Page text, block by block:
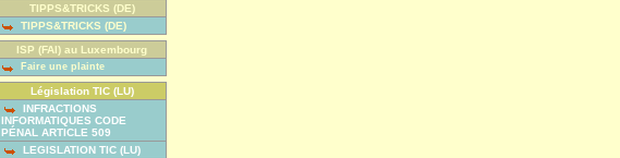
TIPPS&TRICKS (DE)
TIPPS&TRICKS (DE)
ISP (FAI) au Luxembourg
Faire une plainte
Législation TIC (LU)
INFRACTIONS
INFORMATIQUES CODE
PÉNAL ARTICLE 509
LEGISLATION TIC (LU)